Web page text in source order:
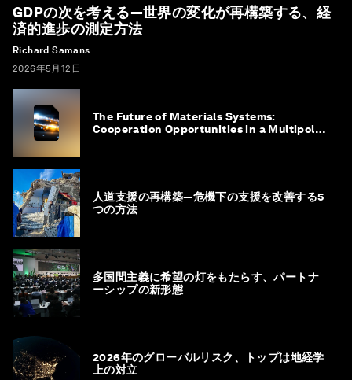
GDPの次を考える―世界の変化が再構築する、経
済的進歩の測定方法
Richard Samans
2026年5月12日
The Future of Materials Systems:
Cooperation Opportunities in a Multipolar
人道支援の再構築―危機下の支援を改善する5
つの方法
多国間主義に希望の灯をもたらす、パートナ
ーシップの新形態
2026年のグローバルリスク、トップは地経学
上の対立